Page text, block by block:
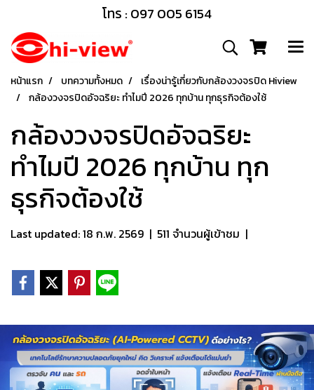
โทร : 097 005 6154
หน้าแรก บทความทั้งหมด
เรื่องน่ารู้เกี่ยวกับกล้องวงจรปิด Hiview
กล้องวงจรปิดอัจฉริยะ ทำไมปี 2026 ทุกบ้าน ทุกธุรกิจต้องใช้
กล้องวงจรปิดอัจฉริยะ
ทำไมปี 2026 ทุกบ้าน ทุก
ธุรกิจต้องใช้
Last updated: 18 ก.พ. 2569 | 511 จำนวนผู้เข้าชม |